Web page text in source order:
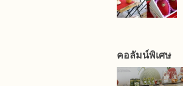
คอลัมน์พิเศษ